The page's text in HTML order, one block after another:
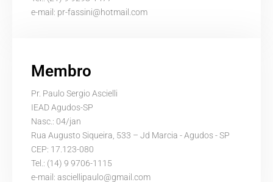
e-mail: pr-fassini@hotmail.com
Membro
Pr. Paulo Sergio Ascielli
IEAD Agudos-SP
Nasc.: 04/jan
Rua Augusto Siqueira, 533 – Jd Marcia - Agudos - SP
CEP: 17.123-080
Tel.: (14) 9 9706-1115
e-mail: asciellipaulo@gmail.com